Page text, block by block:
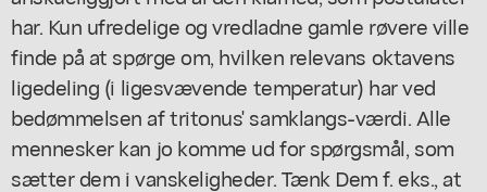
har. Kun ufredelige og vredladne gamle røvere ville
finde på at spørge om, hvilken relevans oktavens
ligedeling (i ligesvævende temperatur) har ved
bedømmelsen af tritonus' samklangs-værdi. Alle
mennesker kan jo komme ud for spørgsmål, som
sætter dem i vanskeligheder. Tænk Dem f. eks., at